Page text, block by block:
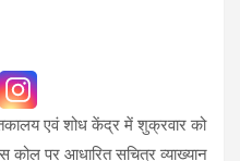
एवं शोध केंद्र में शुक्रवार को
कोल पर आधारित सचित्र व्याख्यान